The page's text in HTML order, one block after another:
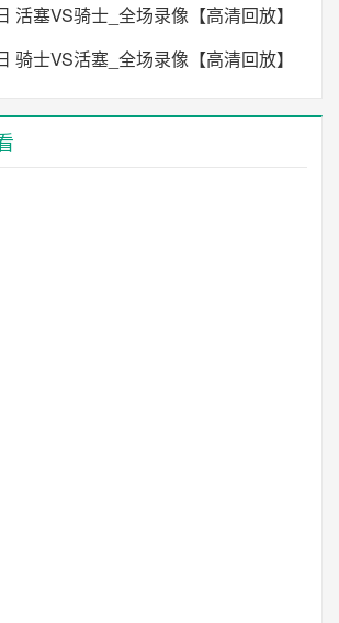
活塞VS骑士_全场录像【高清回放】
骑士VS活塞_全场录像【高清回放】